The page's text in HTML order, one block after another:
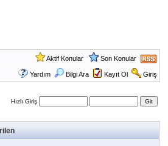
Aktif Konular Son Konular
Yardım Bilgi Ara Kayıt Ol Giriş
Hızlı Giriş